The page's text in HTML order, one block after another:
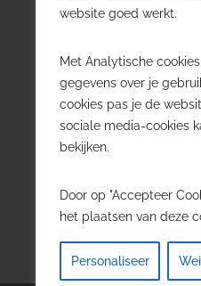
website goed werkt.
Met Analytische
gegevens over je
cookies pas je de
sociale media-cookies
bekijken.
Door op "Accepteer
het plaatsen van deze
Personaliseer
Logistiek.be
Logistiek.be
trends en
transport,
en
willen volgen.